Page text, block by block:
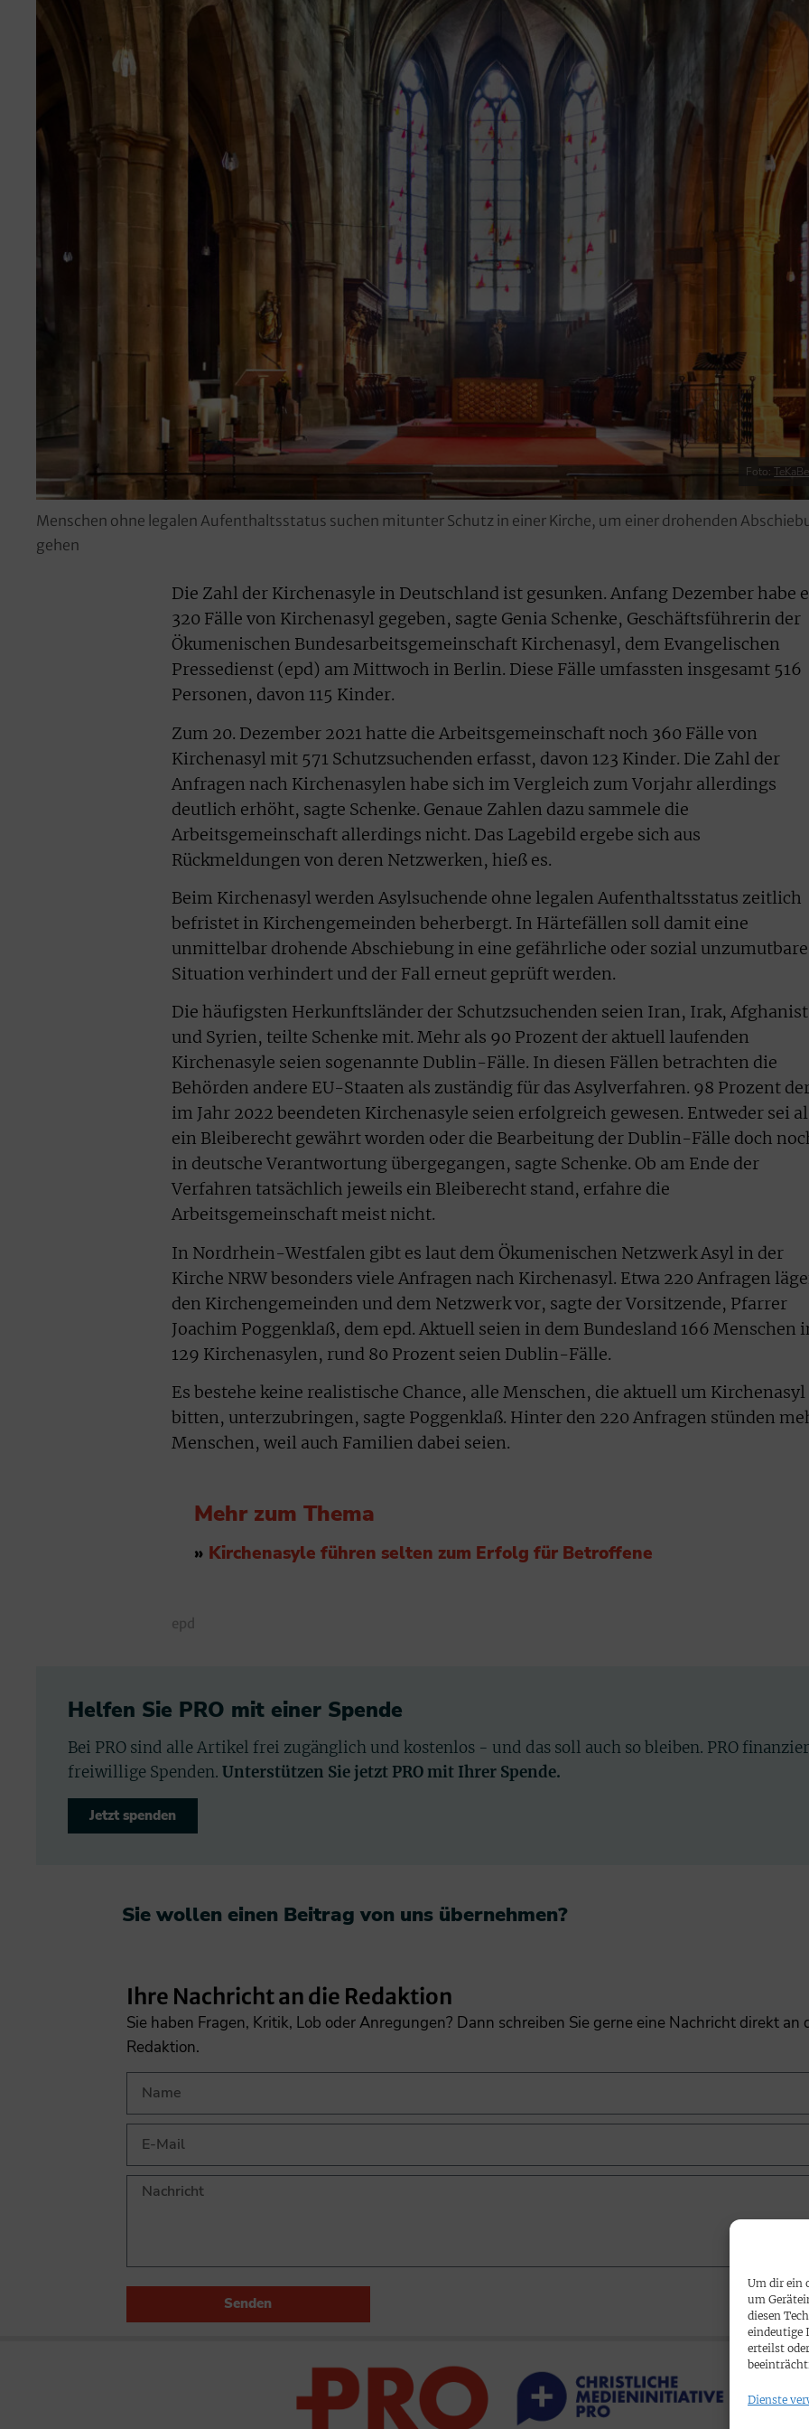
Um dir ein
um
diesen
eindeutige
erteilst
Dienste
Foto:TeKaBe
Menschen ohne legalen Aufenthaltsstatus suchen mitunter Schutz in einer Kirche, um einer drohenden
gehen
Die Zahl der Kirchenasyle in Deutschland ist gesunken. Anfang Dezember habe
320 Fälle von Kirchenasyl gegeben, sagte Genia Schenke, Geschäftsführerin der
Ökumenischen Bundesarbeitsgemeinschaft Kirchenasyl, dem Evangelischen
Pressedienst (epd) am Mittwoch in Berlin. Diese Fälle umfassten insgesamt 516
Personen, davon 115 Kinder.
Zum 20. Dezember 2021 hatte die Arbeitsgemeinschaft noch 360 Fälle von
Kirchenasyl mit 571 Schutzsuchenden erfasst, davon 123 Kinder. Die Zahl der
Anfragen nach Kirchenasylen habe sich im Vergleich zum Vorjahr allerdings
deutlich erhöht, sagte Schenke. Genaue Zahlen dazu sammele die
Arbeitsgemeinschaft allerdings nicht. Das Lagebild ergebe sich aus
Rückmeldungen von deren Netzwerken, hieß es.
Beim Kirchenasyl werden Asylsuchende ohne legalen Aufenthaltsstatus zeitlich
befristet in Kirchengemeinden beherbergt. In Härtefällen soll damit eine
unmittelbar drohende Abschiebung in eine gefährliche oder sozial unzumutbare
Situation verhindert und der Fall erneut geprüft werden.
Die häufigsten Herkunftsländer der Schutzsuchenden seien Iran, Irak,
und Syrien, teilte Schenke mit. Mehr als 90 Prozent der aktuell laufenden
Kirchenasyle seien sogenannte Dublin-Fälle. In diesen Fällen betrachten die
Behörden andere EU-Staaten als zuständig für das Asylverfahren. 98 Prozent
im Jahr 2022 beendeten Kirchenasyle seien erfolgreich gewesen. Entweder sei
ein Bleiberecht gewährt worden oder die Bearbeitung der Dublin-Fälle doch
in deutsche Verantwortung übergegangen, sagte Schenke. Ob am Ende der
Verfahren tatsächlich jeweils ein Bleiberecht stand, erfahre die
Arbeitsgemeinschaft meist nicht.
In Nordrhein-Westfalen gibt es laut dem Ökumenischen Netzwerk Asyl in der
Kirche NRW besonders viele Anfragen nach Kirchenasyl. Etwa 220 Anfragen
den Kirchengemeinden und dem Netzwerk vor, sagte der Vorsitzende, Pfarrer
Joachim Poggenklaß, dem epd. Aktuell seien in dem Bundesland 166 Menschen
129 Kirchenasylen, rund 80 Prozent seien Dublin-Fälle.
Es bestehe keine realistische Chance, alle Menschen, die aktuell um Kirchenasyl
bitten, unterzubringen, sagte Poggenklaß. Hinter den 220 Anfragen stünden
Menschen, weil auch Familien dabei seien.
Mehr zum Thema
» Kirchenasyle führen selten zum Erfolg für Betroffene
epd
Helfen Sie PRO mit einer Spende
Bei PRO sind alle Artikel frei zugänglich und kostenlos - und das soll auch so bleiben. PRO
freiwillige Spenden. Unterstützen Sie jetzt PRO mit Ihrer Spende.
Jetzt spenden
Sie wollen einen Beitrag von uns übernehmen?​
Ihre Nachricht an die Redaktion
Sie haben Fragen, Kritik, Lob oder Anregungen? Dann schreiben Sie gerne eine Nachricht direkt an
Redaktion.
Senden